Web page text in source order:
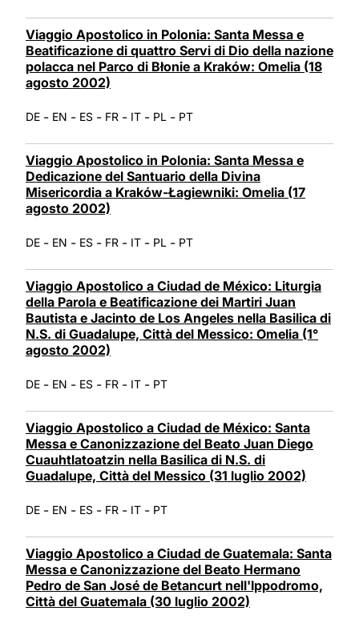
Viaggio Apostolico in Polonia: Santa Messa e
Beatificazione di quattro Servi di Dio della nazione
polacca nel Parco di Błonie a Kraków: Omelia (18
agosto 2002)
DE - EN - ES - FR - IT - PL - PT
Viaggio Apostolico in Polonia: Santa Messa e
Dedicazione del Santuario della Divina
Misericordia a Kraków-Łagiewniki: Omelia (17
agosto 2002)
DE - EN - ES - FR - IT - PL - PT
Viaggio Apostolico a Ciudad de México: Liturgia
della Parola e Beatificazione dei Martiri Juan
Bautista e Jacinto de Los Angeles nella Basilica di
N.S. di Guadalupe, Città del Messico: Omelia (1°
agosto 2002)
DE - EN - ES - FR - IT - PT
Viaggio Apostolico a Ciudad de México: Santa
Messa e Canonizzazione del Beato Juan Diego
Cuauhtlatoatzin nella Basilica di N.S. di
Guadalupe, Città del Messico (31 luglio 2002)
DE - EN - ES - FR - IT - PT
Viaggio Apostolico a Ciudad de Guatemala: Santa
Messa e Canonizzazione del Beato Hermano
Pedro de San José de Betancurt nell'Ippodromo,
Città del Guatemala (30 luglio 2002)